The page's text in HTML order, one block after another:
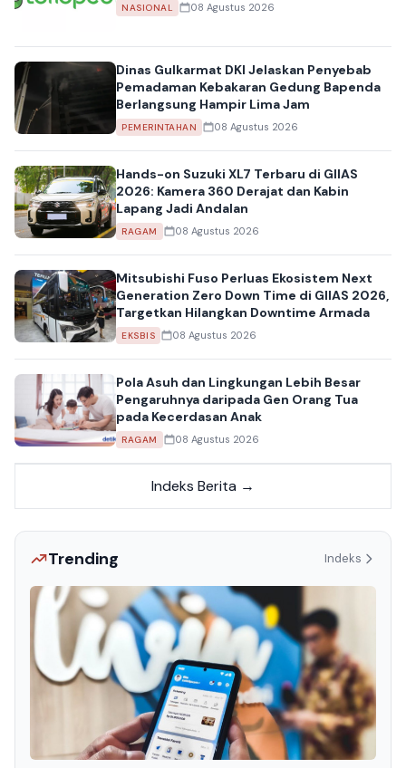
NASIONAL 08 Agustus 2026
Dinas Gulkarmat DKI Jelaskan Penyebab
Pemadaman Kebakaran Gedung Bapenda
Berlangsung Hampir Lima Jam
PEMERINTAHAN 08 Agustus 2026
Hands-on Suzuki XL7 Terbaru di GIIAS
2026: Kamera 360 Derajat dan Kabin
Lapang Jadi Andalan
RAGAM 08 Agustus 2026
Mitsubishi Fuso Perluas Ekosistem Next
Generation Zero Down Time di GIIAS 2026,
Targetkan Hilangkan Downtime Armada
EKSBIS 08 Agustus 2026
Pola Asuh dan Lingkungan Lebih Besar
Pengaruhnya daripada Gen Orang Tua
pada Kecerdasan Anak
RAGAM 08 Agustus 2026
Indeks Berita →
Trending Indeks